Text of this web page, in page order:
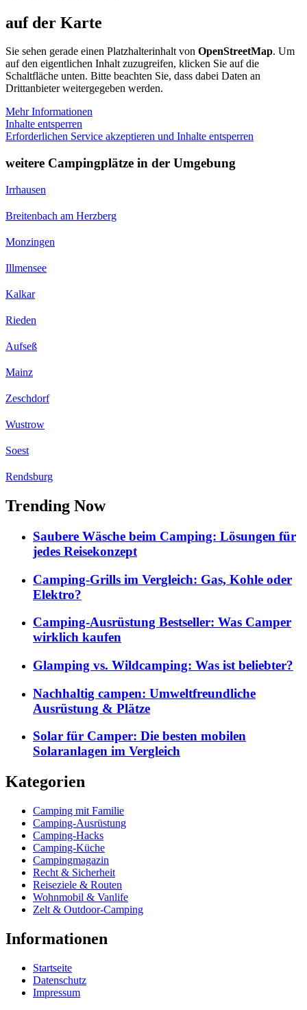
auf der Karte
Sie sehen gerade einen Platzhalterinhalt von OpenStreetMap. Um
auf den eigentlichen Inhalt zuzugreifen, klicken Sie auf die
Schaltfläche unten. Bitte beachten Sie, dass dabei Daten an
Drittanbieter weitergegeben werden.
Mehr Informationen
Inhalte entsperren
Erforderlichen Service akzeptieren und Inhalte entsperren
weitere Campingplätze in der Umgebung
Irrhausen
Breitenbach am Herzberg
Monzingen
Illmensee
Kalkar
Rieden
Aufseß
Mainz
Zeschdorf
Wustrow
Soest
Rendsburg
Trending Now
Saubere Wäsche beim Camping: Lösungen für
jedes Reisekonzept
Camping-Grills im Vergleich: Gas, Kohle oder
Elektro?
Camping-Ausrüstung Bestseller: Was Camper
wirklich kaufen
Glamping vs. Wildcamping: Was ist beliebter?
Nachhaltig campen: Umweltfreundliche
Ausrüstung & Plätze
Solar für Camper: Die besten mobilen
Solaranlagen im Vergleich
Kategorien
Camping mit Familie
Camping-Ausrüstung
Camping-Hacks
Camping-Küche
Campingmagazin
Recht & Sicherheit
Reiseziele & Routen
Wohnmobil & Vanlife
Zelt & Outdoor-Camping
Informationen
Startseite
Datenschutz
Impressum